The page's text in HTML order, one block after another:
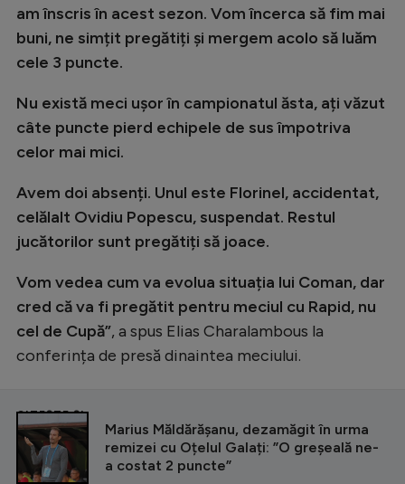
am înscris în acest sezon. Vom încerca să fim mai
buni, ne simțit pregătiți și mergem acolo să luăm
cele 3 puncte.
Nu există meci ușor în campionatul ăsta, ați văzut
câte puncte pierd echipele de sus împotriva
celor mai mici.
Avem doi absenți. Unul este Florinel, accidentat,
celălalt Ovidiu Popescu, suspendat. Restul
jucătorilor sunt pregătiți să joace.
Vom vedea cum va evolua situația lui Coman, dar
cred că va fi pregătit pentru meciul cu Rapid, nu
cel de Cupă”, a spus Elias Charalambous la
conferința de presă dinaintea meciului.
CITEȘTE ȘI
Marius Măldărășanu, dezamăgit în urma
remizei cu Oțelul Galați: ”O greșeală ne-
a costat 2 puncte”